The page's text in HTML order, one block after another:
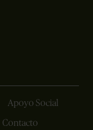
Apoyo Social
Contacto